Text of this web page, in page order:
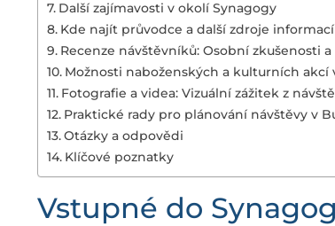
Další zajímavosti v okolí Synagogy
Kde najít průvodce a další zdroje informací
Recenze návštěvníků: Osobní zkušenosti
Možnosti naboženských a kulturních akcí
Fotografie a videa: Vizuální zážitek z
Praktické rady pro plánování návštěvy v
Otázky a odpovědi
Klíčové poznatky
Vstupné do